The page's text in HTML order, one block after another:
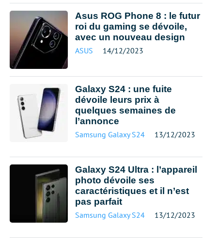
Asus ROG Phone 8 : le futur
roi du gaming se dévoile,
avec un nouveau design
ASUS 14/12/2023
Galaxy S24 : une fuite
dévoile leurs prix à
quelques semaines de
l’annonce
Samsung Galaxy S24 13/12/2023
Galaxy S24 Ultra : l’appareil
photo dévoile ses
caractéristiques et il n’est
pas parfait
Samsung Galaxy S24 13/12/2023